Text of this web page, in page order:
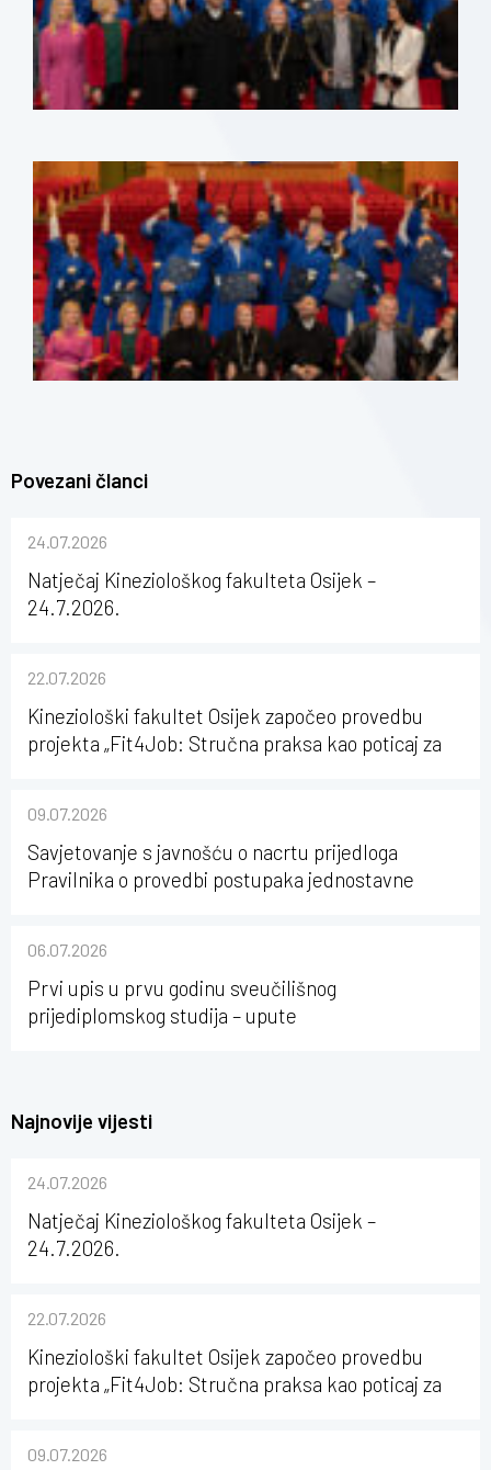
Povezani članci
24.07.2026
Natječaj Kineziološkog fakulteta Osijek –
24.7.2026.
22.07.2026
Kineziološki fakultet Osijek započeo provedbu
projekta „Fit4Job: Stručna praksa kao poticaj za
09.07.2026
Savjetovanje s javnošću o nacrtu prijedloga
Pravilnika o provedbi postupaka jednostavne
Osijeku
06.07.2026
Prvi upis u prvu godinu sveučilišnog
prijediplomskog studija – upute
Najnovije vijesti
24.07.2026
Natječaj Kineziološkog fakulteta Osijek –
24.7.2026.
22.07.2026
Kineziološki fakultet Osijek započeo provedbu
projekta „Fit4Job: Stručna praksa kao poticaj za
09.07.2026